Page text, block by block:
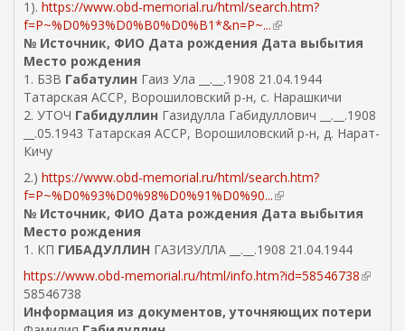
1). https://www.obd-memorial.ru/html/search.htm?
f=P~%D0%93%D0%B0%D0%B1*&n=P~...(
в
е
ш
н
я
с
ы
л
к
а
)
№ Источник, ФИО Дата рождения Дата выбытия
Место рождения
1. БЗВ Габатулин Гаиз Ула __.__.1908 21.04.1944
Татарская АССР, Ворошиловский р-н, с. Нарашкичи
2. УТОЧ Габидуллин Газидулла Габидуллович __.__.1908
__.05.1943 Татарская АССР, Ворошиловский р-н, д. Нарат-
Кичу
2.) https://www.obd-memorial.ru/html/search.htm?
f=P~%D0%93%D0%98%D0%91%D0%90...(
в
е
ш
н
я
№ Источник, ФИО Дата рождения Дата выбытия
Место рождения
1. КП ГИБАДУЛЛИН ГАЗИЗУЛЛА __.__.1908 21.04.1944
https://www.obd-memorial.ru/html/info.htm?id=58546738(
н
58546738
Информация из документов, уточняющих потери